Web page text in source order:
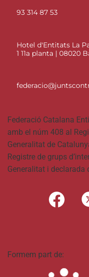
93 314 87 53
Hotel d'Entitats La
1 11a planta | 08020
Federació Catalana
amb el núm 408 al
Generalitat de
Registre de grups
Generalitat i declarada
Formem part de: